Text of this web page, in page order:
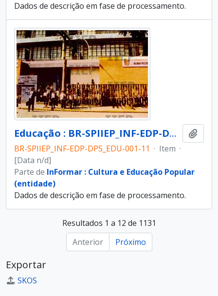
Dados de descrição em fase de processamento.
Educação : BR-SPIIEP_INF-EDP-DPS_EDU-001-11 [diapositivo]
BR-SPIIEP_INF-EDP-DPS_EDU-001-11 · Item ·
[Data n/d]
Parte de InFormar : Cultura e Educação Popular
(entidade)
Dados de descrição em fase de processamento.
Resultados 1 a 12 de 1131
Anterior
Próximo
Exportar
SKOS